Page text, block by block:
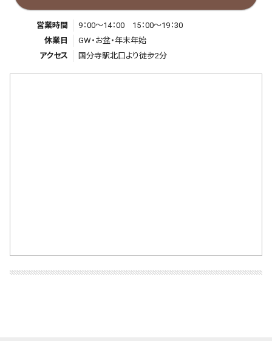
営業時間
9：00～14：00 15：00～19：30
休業日
GW・お盆・年末年始
アクセス
国分寺駅北口より徒步2分